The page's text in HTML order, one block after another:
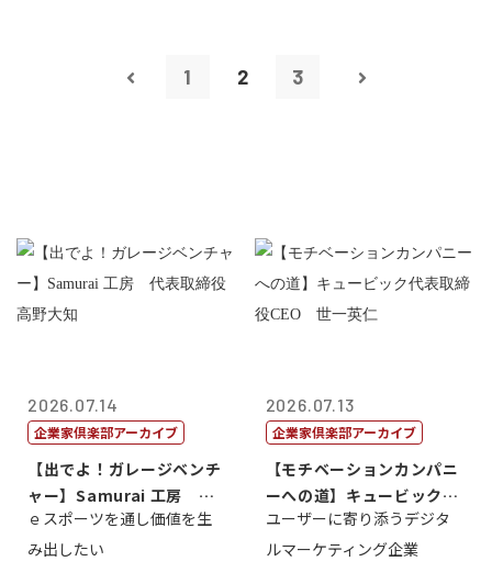
1 2 3
2026.07.14
企業家倶楽部アーカイブ
【出でよ！ガレージベンチ
ャー】Samurai 工房 代
表取締...
ｅスポーツを通し価値を生
み出したい
2026.07.13
企業家倶楽部アーカイブ
【モチベーションカンパニ
ーへの道】キュービック代
表取締役CE...
ユーザーに寄り添うデジタ
ルマーケティング企業